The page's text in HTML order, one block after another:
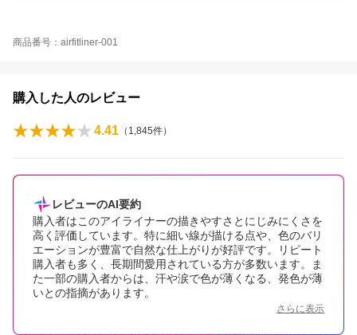
商品番号：airfitliner-001
購入した人のレビュー
4.41 （ 1,845件）
レビューのAI要約
購入者はこのアイライナーの描きやすさとにじみにくさを
高く評価しています。特に細い線が描ける点や、色のバリ
エーションが豊富で自然な仕上がりが好評です。リピート
購入者も多く、長期間愛用されている方が多数います。ま
た一部の購入者からは、汗や涙で色が薄くなる、発色が薄
いとの指摘があります。
さらに表示